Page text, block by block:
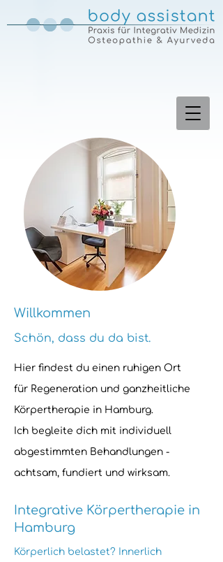
Willkommen
Schön, dass du da bist.
Hier findest du einen ruhigen Ort
für Regeneration und ganzheitliche
Körpertherapie in Hamburg.
Ich begleite dich mit individuell
abgestimmten Behandlungen -
achtsam, fundiert und wirksam.
Integrative Körpertherapie in
Hamburg
Körperlich belastet? Innerlich